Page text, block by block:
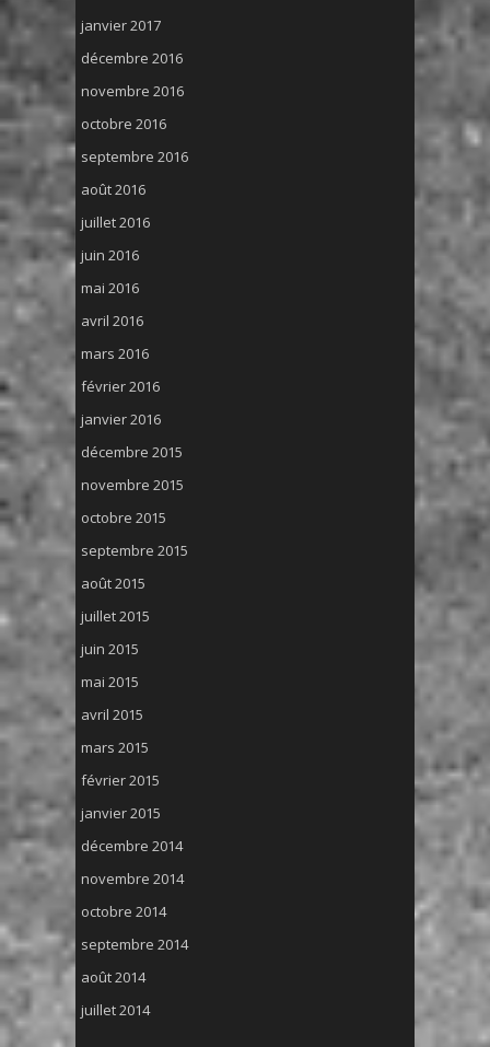
janvier 2017
décembre 2016
novembre 2016
octobre 2016
septembre 2016
août 2016
juillet 2016
juin 2016
mai 2016
avril 2016
mars 2016
février 2016
janvier 2016
décembre 2015
novembre 2015
octobre 2015
septembre 2015
août 2015
juillet 2015
juin 2015
mai 2015
avril 2015
mars 2015
février 2015
janvier 2015
décembre 2014
novembre 2014
octobre 2014
septembre 2014
août 2014
juillet 2014